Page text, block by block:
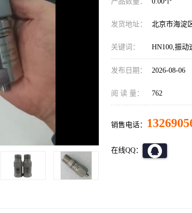
发货地址： 北京市海淀
关键词： HN100,振动
发布日期： 2026-08-06
阅 读 量： 762
销售电话：
在线QQ：